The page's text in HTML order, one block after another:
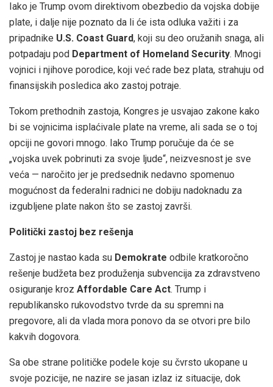
Iako je Trump ovom direktivom obezbedio da vojska dobije
plate, i dalje nije poznato da li će ista odluka važiti i za
pripadnike U.S. Coast Guard, koji su deo oružanih snaga, ali
potpadaju pod Department of Homeland Security. Mnogi
vojnici i njihove porodice, koji već rade bez plata, strahuju od
finansijskih posledica ako zastoj potraje.
Tokom prethodnih zastoja, Kongres je usvajao zakone kako
bi se vojnicima isplaćivale plate na vreme, ali sada se o toj
opciji ne govori mnogo. Iako Trump poručuje da će se
„vojska uvek pobrinuti za svoje ljude“, neizvesnost je sve
veća — naročito jer je predsednik nedavno spomenuo
mogućnost da federalni radnici ne dobiju nadoknadu za
izgubljene plate nakon što se zastoj završi.
Politički zastoj bez rešenja
Zastoj je nastao kada su Demokrate odbile kratkoročno
rešenje budžeta bez produženja subvencija za zdravstveno
osiguranje kroz Affordable Care Act. Trump i
republikansko rukovodstvo tvrde da su spremni na
pregovore, ali da vlada mora ponovo da se otvori pre bilo
kakvih dogovora.
Sa obe strane političke podele koje su čvrsto ukopane u
svoje pozicije, ne nazire se jasan izlaz iz situacije, dok